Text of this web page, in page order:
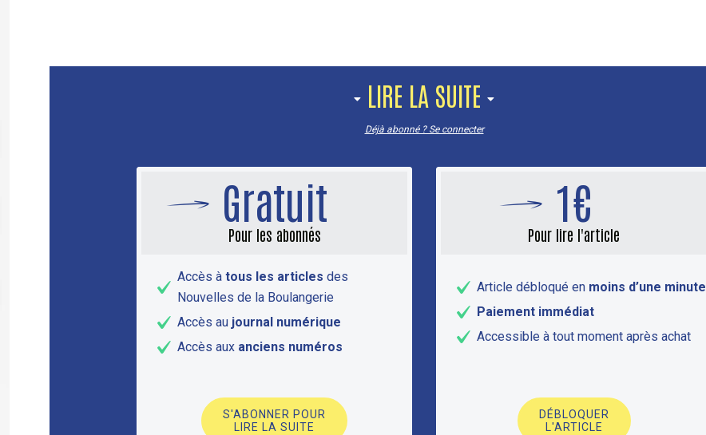
LIRE LA SUITE
Déjà abonné ? Se connecter
Gratuit
Pour les abonnés
Accès à tous les articles des
Nouvelles de la Boulangerie
Accès au journal numérique
Accès aux anciens numéros
S'ABONNER POUR
LIRE LA SUITE
1€
Pour lire l'article
Article débloqué en moins d’une minute
Paiement immédiat
Accessible à tout moment après achat
DÉBLOQUER
L'ARTICLE